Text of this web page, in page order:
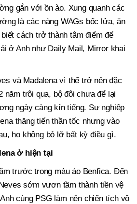
gắn với ồn ào. Xung quanh các
là các nàng WAGs bốc lửa, ăn
cách trở thành tâm điểm để
ở Anh như Daily Mail, Mirror khai
và Madalena vì thế trở nên đặc
năm trôi qua, bộ đôi chưa để lại
ngày càng kín tiếng. Sự nghiệp
thăng tiến thần tốc nhưng vào
họ không bỏ lỡ bất kỳ điều gì.
ở hiện tại
trước trong màu áo Benfica. Đến
sớm vươn tầm thành tiền vệ
cùng PSG làm nên chiến tích vô